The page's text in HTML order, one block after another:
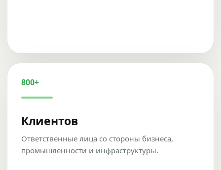
800+
Клиентов
Ответственные лица со стороны бизнеса,
промышленности и инфраструктуры.